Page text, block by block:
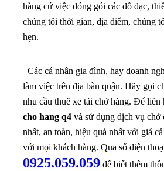
hàng cứ việc đóng gói các đồ đạc,
chúng tôi thời gian, địa điểm, chúng
hẹn.
Các cá nhân gia đình, hay doanh
làm việc trên địa bàn quận. Hãy gọi
nhu cầu thuê xe tải chở hàng. Để liên
cho hang q4 và sử dụng dịch vụ chở
nhất, an toàn, hiệu quả nhất với giá
với mọi khách hàng. Qua số điện
0925.059.059 để biết thêm